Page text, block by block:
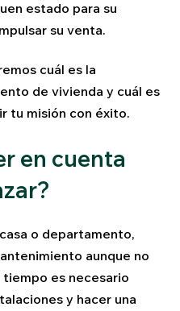
estado para su
su venta.
cuál es la
de vivienda y cuál es
tu misión con éxito.
en cuenta
o departamento,
aunque no
es necesario
y hacer una